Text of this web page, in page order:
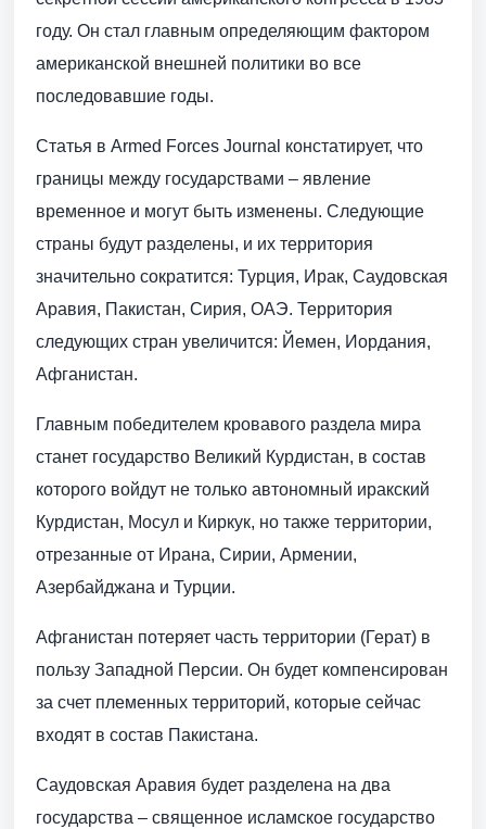
году. Он стал главным определяющим фактором
американской внешней политики во все
последовавшие годы.
Статья в Armed Forces Journal констатирует, что
границы между государствами – явление
временное и могут быть изменены. Следующие
страны будут разделены, и их территория
значительно сократится: Турция, Ирак, Саудовская
Аравия, Пакистан, Сирия, ОАЭ. Территория
следующих стран увеличится: Йемен, Иордания,
Афганистан.
Главным победителем кровавого раздела мира
станет государство Великий Курдистан, в состав
которого войдут не только автономный иракский
Курдистан, Мосул и Киркук, но также территории,
отрезанные от Ирана, Сирии, Армении,
Азербайджана и Турции.
Афганистан потеряет часть территории (Герат) в
пользу Западной Персии. Он будет компенсирован
за счет племенных территорий, которые сейчас
входят в состав Пакистана.
Саудовская Аравия будет разделена на два
государства – священное исламское государство